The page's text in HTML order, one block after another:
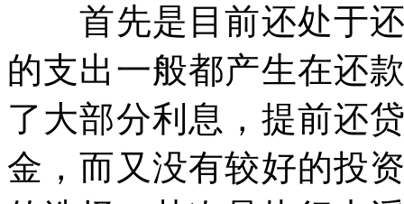
首先是目前还处于还
的支出一般都产生在还
了大部分利息，提前还
金，而又没有较好的投